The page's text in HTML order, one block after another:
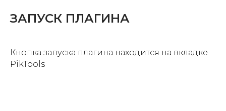
ЗАПУСК ПЛАГИНА
Кнопка запуска плагина находится на вкладке
PikTools